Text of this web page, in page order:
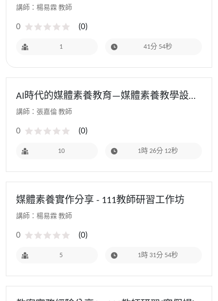
相遇 - 111教師研習(暑假進階場)
講師：楊易霖 教師
0 (0)
1 41分 54秒
AI時代的媒體素養教育—媒體素養教學設計
實作 - 111教師研習(暑假進階場)
講師：張嘉倫 教師
0 (0)
10 1時 26分 12秒
媒體素養實作分享 - 111教師研習工作坊
講師：楊易霖 教師
0 (0)
5 1時 31分 54秒